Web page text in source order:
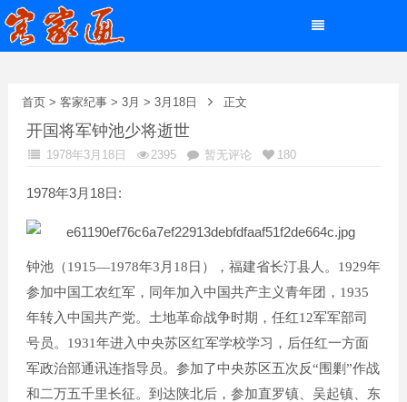
首页> 客家纪事> 3月 > 3月18日 正文
开国将军钟池少将逝世
1978年3月18日 2395 暂无评论 180
1978年3月18日:
钟池（1915—1978年3 月 18 日 ），福建省长汀县人。 1929年
参加中国工农红军，同年加入中国共产主义青年团， 1935
年转入中国共产党。土地革命战争时期，任红12军军部司
号员。 1931年进入中央苏区红军学校学习，后任红一方面
军政治部通讯连指导员。参加了中央苏区五次反“围剿”作战
和二万五千里长征。到达陕北后，参加直罗镇、吴起镇、东